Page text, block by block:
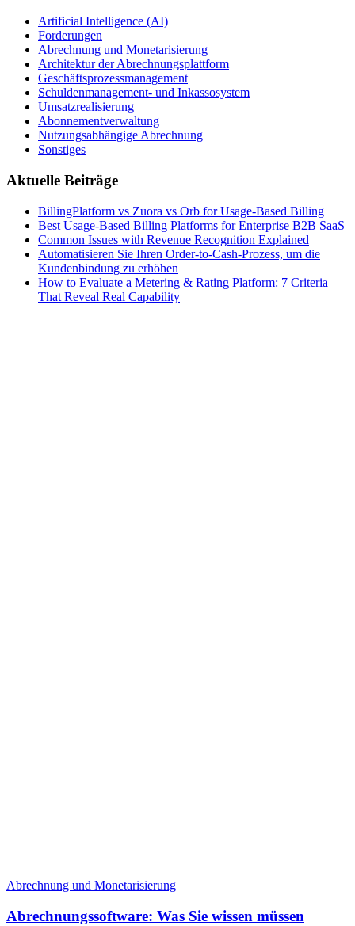
Artificial Intelligence (AI)
Forderungen
Abrechnung und Monetarisierung
Architektur der Abrechnungsplattform
Geschäftsprozessmanagement
Schuldenmanagement- und Inkassosystem
Umsatzrealisierung
Abonnementverwaltung
Nutzungsabhängige Abrechnung
Sonstiges
Aktuelle Beiträge
BillingPlatform vs Zuora vs Orb for Usage-Based Billing
Best Usage-Based Billing Platforms for Enterprise B2B SaaS
Common Issues with Revenue Recognition Explained
Automatisieren Sie Ihren Order-to-Cash-Prozess, um die
Kundenbindung zu erhöhen
How to Evaluate a Metering & Rating Platform: 7 Criteria
That Reveal Real Capability
Abrechnung und Monetarisierung
Abrechnungssoftware: Was Sie wissen müssen